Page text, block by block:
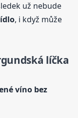
už nebude
, i když může
líčka
víno bez